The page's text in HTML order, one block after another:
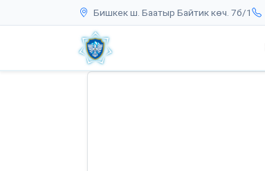
Бишкек ш. Баатыр Байтик көч. 7б/1